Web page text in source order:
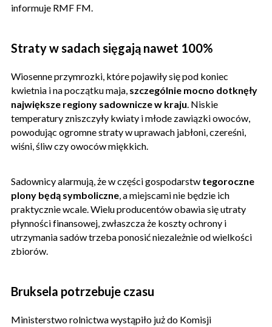
informuje RMF FM.
Straty w sadach sięgają nawet 100%
Wiosenne przymrozki, które pojawiły się pod koniec
kwietnia i na początku maja, szczególnie mocno dotknęły
największe regiony sadownicze w kraju. Niskie
temperatury zniszczyły kwiaty i młode zawiązki owoców,
powodując ogromne straty w uprawach jabłoni, czereśni,
wiśni, śliw czy owoców miękkich.
Sadownicy alarmują, że w części gospodarstw tegoroczne
plony będą symboliczne, a miejscami nie będzie ich
praktycznie wcale. Wielu producentów obawia się utraty
płynności finansowej, zwłaszcza że koszty ochrony i
utrzymania sadów trzeba ponosić niezależnie od wielkości
zbiorów.
Bruksela potrzebuje czasu
Ministerstwo rolnictwa wystąpiło już do Komisji